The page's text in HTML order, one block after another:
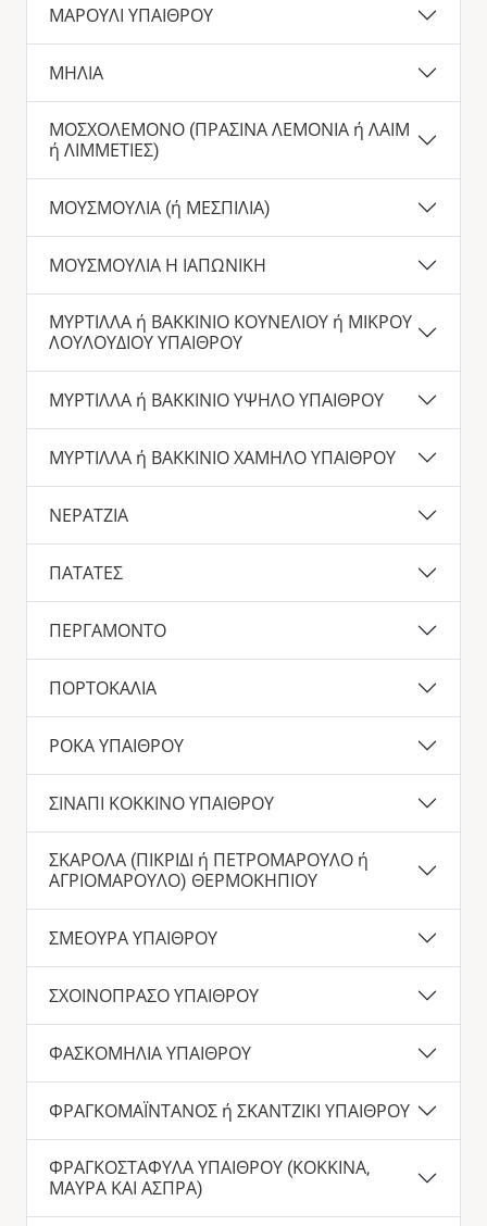
ΜΑΡΟΥΛΙ ΥΠΑΙΘΡΟΥ
ΜΗΛΙΑ
ΜΟΣΧΟΛΕΜΟΝΟ (ΠΡΑΣΙΝΑ ΛΕΜΟΝΙΑ ή ΛΑΙΜ
ή ΛΙΜΜΕΤΙΕΣ)
ΜΟΥΣΜΟΥΛΙΑ (ή ΜΕΣΠΙΛΙΑ)
ΜΟΥΣΜΟΥΛΙΑ Η ΙΑΠΩΝΙΚΗ
ΜΥΡΤΙΛΛΑ ή ΒΑΚΚΙΝΙΟ ΚΟΥΝΕΛΙΟΥ ή ΜΙΚΡΟΥ
ΛΟΥΛΟΥΔΙΟΥ ΥΠΑΙΘΡΟΥ
ΜΥΡΤΙΛΛΑ ή ΒΑΚΚΙΝΙΟ ΥΨΗΛΟ ΥΠΑΙΘΡΟΥ
ΜΥΡΤΙΛΛΑ ή ΒΑΚΚΙΝΙΟ ΧΑΜΗΛΟ ΥΠΑΙΘΡΟΥ
ΝΕΡΑΤΖΙΑ
ΠΑΤΑΤΕΣ
ΠΕΡΓΑΜΟΝΤΟ
ΠΟΡΤΟΚΑΛΙΑ
ΡΟΚΑ ΥΠΑΙΘΡΟΥ
ΣΙΝΑΠΙ ΚΟΚΚΙΝΟ ΥΠΑΙΘΡΟΥ
ΣΚΑΡΟΛΑ (ΠΙΚΡΙΔΙ ή ΠΕΤΡΟΜΑΡΟΥΛΟ ή
ΑΓΡΙΟΜΑΡΟΥΛΟ) ΘΕΡΜΟΚΗΠΙΟΥ
ΣΜΕΟΥΡΑ ΥΠΑΙΘΡΟΥ
ΣΧΟΙΝΟΠΡΑΣΟ ΥΠΑΙΘΡΟΥ
ΦΑΣΚΟΜΗΛΙΑ ΥΠΑΙΘΡΟΥ
ΦΡΑΓΚΟΜΑΪΝΤΑΝΟΣ ή ΣΚΑΝΤΖΙΚΙ ΥΠΑΙΘΡΟΥ
ΦΡΑΓΚΟΣΤΑΦΥΛΑ ΥΠΑΙΘΡΟΥ (ΚΟΚΚΙΝΑ,
ΜΑΥΡΑ ΚΑΙ ΑΣΠΡΑ)